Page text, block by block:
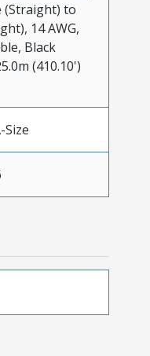
(Straight) to
14 AWG,
Black
(410.10')
Size